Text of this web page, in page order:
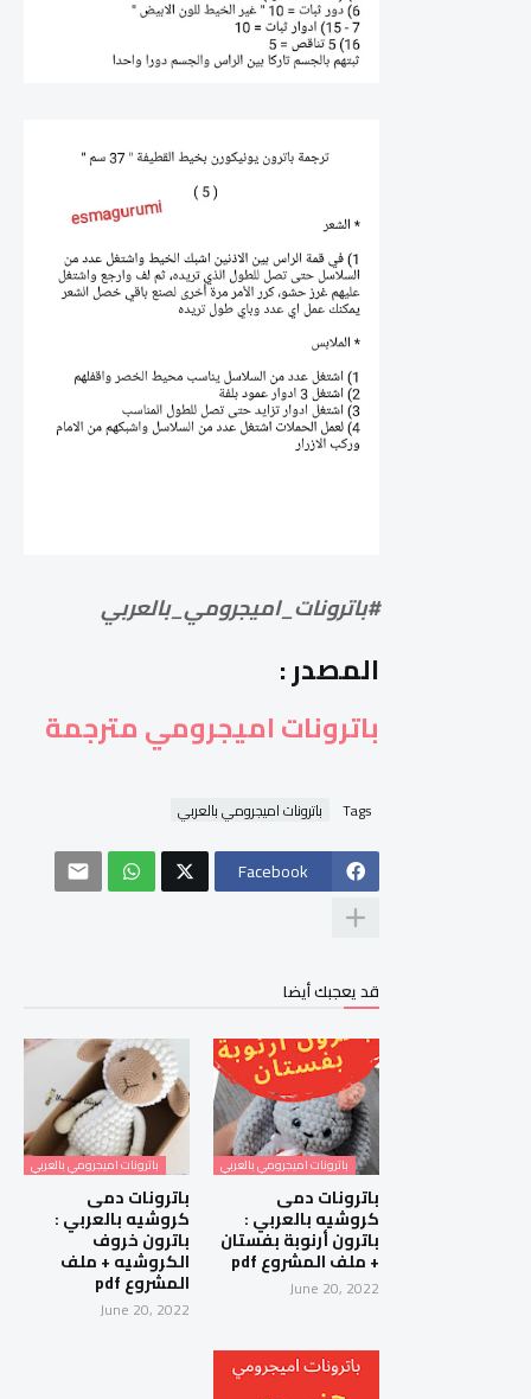
#باترونات_اميجرومي_بالعربي
المصدر :
باترونات اميجرومي مترجمة
Tags باترونات اميجرومي بالعربي
Facebook
قد يعجبك أيضا
باترونات اميجرومي بالعربي
باترونات دمى
كروشيه بالعربي :
باترون أرنوبة بفستان
+ ملف المشروع pdf
June 20, 2022
باترونات اميجرومي بالعربي
باترونات دمى
كروشيه بالعربي :
باترون خروف
الكروشيه + ملف
المشروع pdf
June 20, 2022